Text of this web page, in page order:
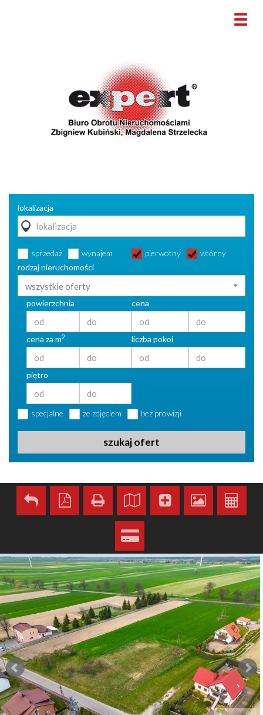
lokalizacja
sprzedaż wynajem pierwotny
wtórny
rodzaj nieruchomości
wszystkie oferty
powierzchnia cena
cena za m2 liczba pokoi
piętro
specjalne ze zdjęciem bez prowizji
szukaj ofert